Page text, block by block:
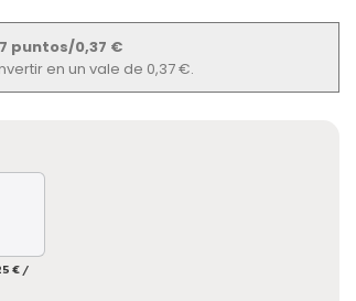
puntos/0,37 €
en un vale de 0,37 €.
€ /